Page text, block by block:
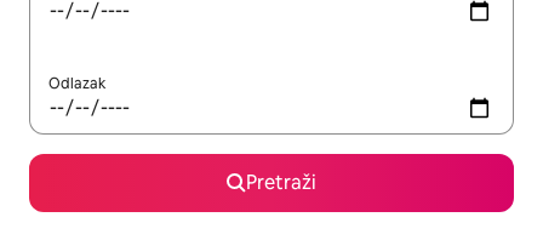
Odlazak
Pretraži